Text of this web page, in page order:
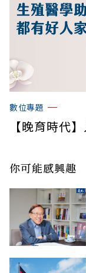
數位專題
【晚育時代
你可能感興趣